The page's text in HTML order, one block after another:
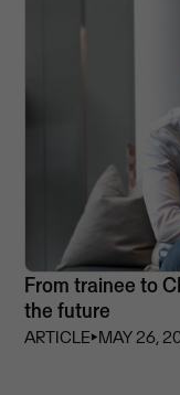
From trainee to
the future
ARTICLE⏵MAY 26,